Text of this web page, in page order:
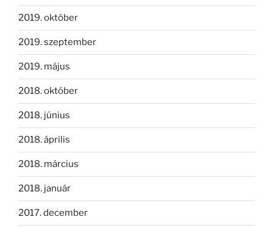
2019. október
2019. szeptember
2019. május
2018. október
2018. június
2018. április
2018. március
2018. január
2017. december